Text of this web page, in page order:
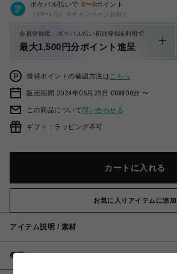
ポケパル払いで 0〜0ポイント
（1P=1円）※キャンペーン分除く
会員登録後、ポケパル払い初回登録&利用で
最大1,500円分ポイント進呈
獲得ポイントの確認方法は こちら
販売期間 2024年05月23日 00時00分 〜
この商品について問い合わせる
ギフト：ラッピング不可
カートに入れる
お気に入りアイテムに追加
アイテム説明 / 素材
概要